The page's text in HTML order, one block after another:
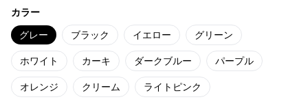
カラー
グレー ブラック イエロー グリーン
ホワイト カーキ ダークブルー パープル
オレンジ クリーム ライトピンク